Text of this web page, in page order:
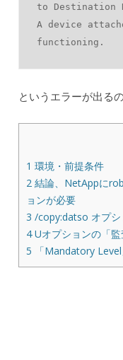
to Destination
A device
functioning.
というエラーが出る
1 環境・前提条件
2結論、NetAppに
ョンが必要
3 /copy:datso オプシ
4Uオプションの「監
5 「Mandatory